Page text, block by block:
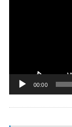
00:00